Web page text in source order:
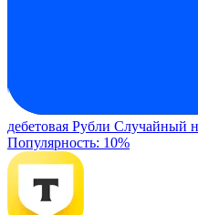
дебетовая Рубли Случайный
Популярность: 10%